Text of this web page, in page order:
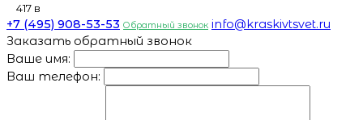
417 в
+7 (495) 908-53-53 Обратный звонок info@kraskivtsvet.ru
Заказать обратный звонок
Ваше имя:
Ваш телефон: